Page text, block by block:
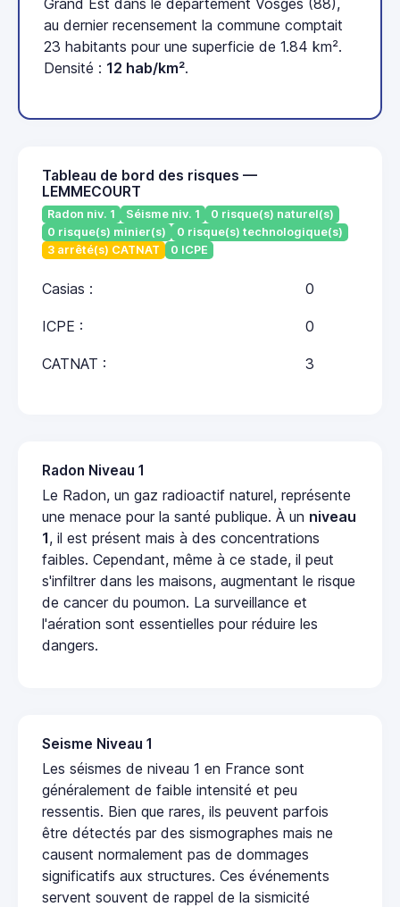
Grand Est dans le département Vosges (88),
au dernier recensement la commune comptait
23 habitants pour une superficie de 1.84 km².
Densité : 12 hab/km².
Tableau de bord des risques —
LEMMECOURT
Radon niv. 1 Séisme niv. 1
0 risque(s) naturel(s)
0 risque(s) minier(s)
0 risque(s) technologique(s)
3 arrêté(s) CATNAT
0 ICPE
Casias : 0
ICPE : 0
CATNAT : 3
Radon Niveau 1
Le Radon, un gaz radioactif naturel, représente
une menace pour la santé publique. À un niveau
1, il est présent mais à des concentrations
faibles. Cependant, même à ce stade, il peut
s'infiltrer dans les maisons, augmentant le risque
de cancer du poumon. La surveillance et
l'aération sont essentielles pour réduire les
dangers.
Seisme Niveau 1
Les séismes de niveau 1 en France sont
généralement de faible intensité et peu
ressentis. Bien que rares, ils peuvent parfois
être détectés par des sismographes mais ne
causent normalement pas de dommages
significatifs aux structures. Ces événements
servent souvent de rappel de la sismicité